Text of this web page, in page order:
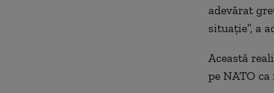
adevărat
situaţie”, a
Această
pe NATO